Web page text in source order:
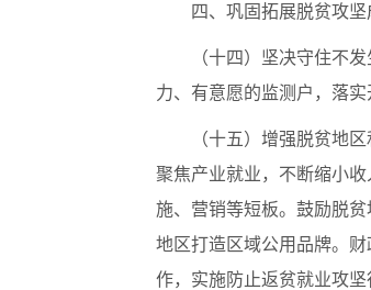
四、巩固拓展脱贫攻坚
（十四）坚决守住不
力、有意愿的监测户，落
（十五）增强脱贫地
聚焦产业就业，不断缩小
施、营销等短板。鼓励脱
地区打造区域公用品牌。
作，实施防止返贫就业攻